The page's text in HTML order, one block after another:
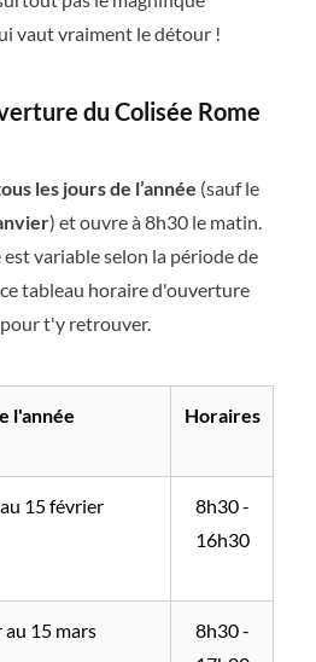
vaut vraiment le détour !
du Colisée Rome
les jours de l’année (sauf le
) et ouvre à 8h30 le matin.
variable selon la période de
tableau horaire d'ouverture
t'y retrouver.
l'année Horaires
15 février
8h30 -
16h30
15 mars
8h30 -